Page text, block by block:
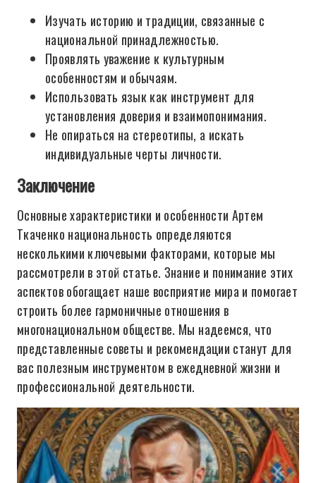
Изучать историю и традиции, связанные с
национальной принадлежностью.
Проявлять уважение к культурным
особенностям и обычаям.
Использовать язык как инструмент для
установления доверия и взаимопонимания.
Не опираться на стереотипы, а искать
индивидуальные черты личности.
Заключение
Основные характеристики и особенности Артем
Ткаченко национальность определяются
несколькими ключевыми факторами, которые мы
рассмотрели в этой статье. Знание и понимание этих
аспектов обогащает наше восприятие мира и помогает
строить более гармоничные отношения в
многонациональном обществе. Мы надеемся, что
представленные советы и рекомендации станут для
вас полезным инструментом в ежедневной жизни и
профессиональной деятельности.